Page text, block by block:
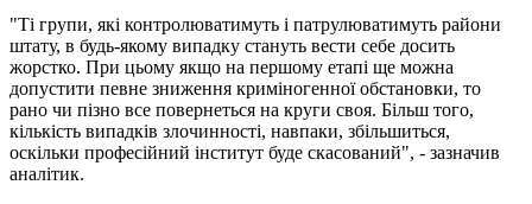
"Ті групи, які контролюватимуть і патрулюватимуть райони
штату, в будь-якому випадку стануть вести себе досить
жорстко. При цьому якщо на першому етапі ще можна
допустити певне зниження криміногенної обстановки, то
рано чи пізно все повернеться на круги своя. Більш того,
кількість випадків злочинності, навпаки, збільшиться,
оскільки професійний інститут буде скасований", - зазначив
аналітик.